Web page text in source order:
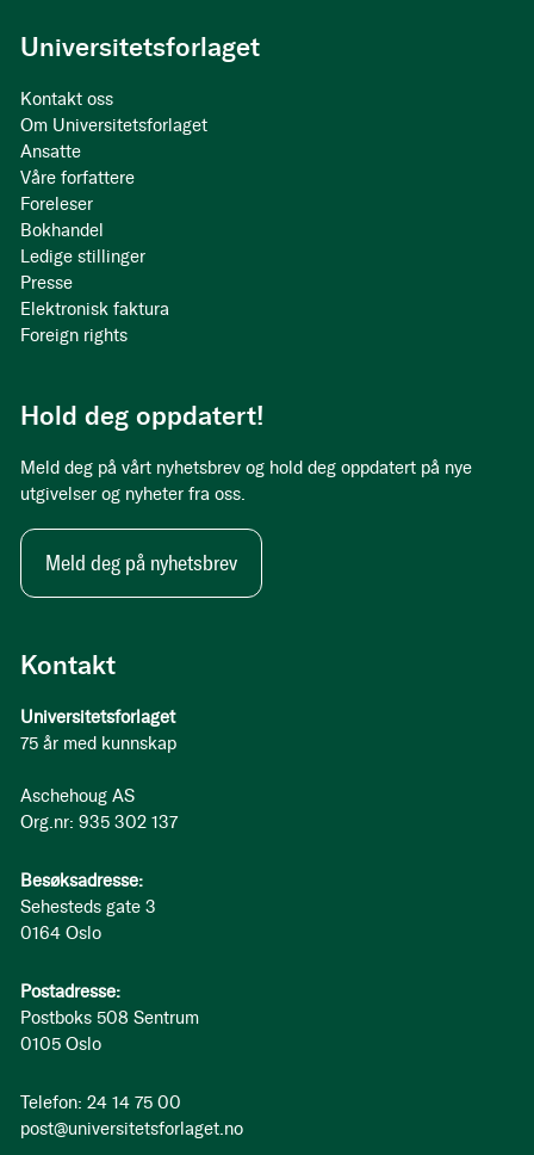
Kontakt
Universitetsforlaget
75 år med kunnskap
Aschehoug AS
Org.nr: 935 302 137
Besøksadresse:
Sehesteds gate 3
0164 Oslo
Postadresse:
Postboks 508 Sentrum
0105 Oslo
Telefon: 24 14 75 00
post@universitetsforlaget.no
Universitetsforlaget
Kontakt oss
Om Universitetsforlaget
Ansatte
Våre forfattere
Foreleser
Bokhandel
Ledige stillinger
Presse
Elektronisk faktura
Foreign rights
Hold deg oppdatert!
Meld deg på vårt nyhetsbrev og hold deg oppdatert på nye
utgivelser og nyheter fra oss.
Meld deg på nyhetsbrev